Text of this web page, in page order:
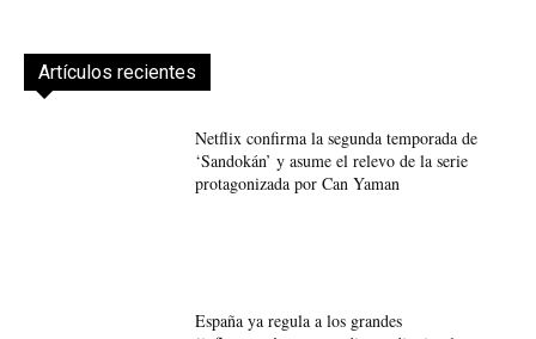
Artículos recientes
Netflix confirma la segunda temporada de
‘Sandokán’ y asume el relevo de la serie
protagonizada por Can Yaman
España ya regula a los grandes